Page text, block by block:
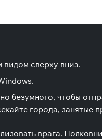
сверху вниз.
безумного, чтобы
города,
врага.